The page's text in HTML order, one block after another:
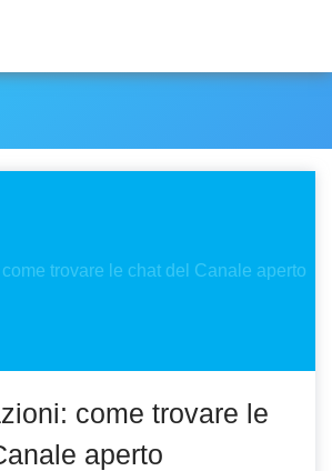
come trovare le
aperto